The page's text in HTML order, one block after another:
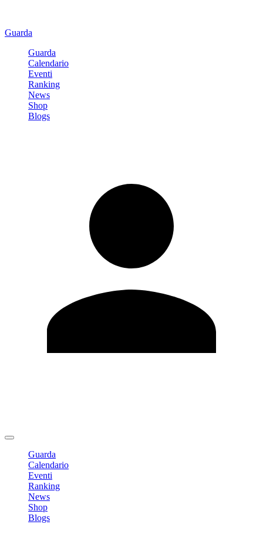
Guarda
Guarda
Calendario
Eventi
Ranking
News
Shop
Blogs
Guarda
Calendario
Eventi
Ranking
News
Shop
Blogs